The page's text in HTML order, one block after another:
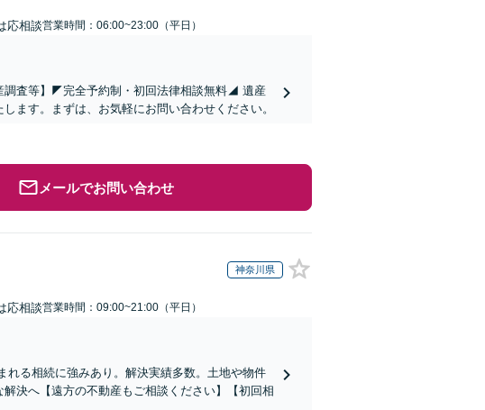
応相談営業時間：06:00~23:00（平日）
調査等】◤完全予約制・初回法律相談無料◢ 遺産
ます。まずは、お気軽にお問い合わせください。
メールでお問い合わせ
神奈川県
応相談営業時間：09:00~21:00（平日）
れる相続に強みあり。解決実績多数。土地や物件
決へ【遠方の不動産もご相談ください】【初回相